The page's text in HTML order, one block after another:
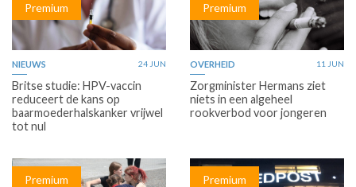
Premium
NIEUWS 24 JUN
Britse studie: HPV-vaccin
reduceert de kans op
baarmoederhalskanker vrijwel
tot nul
Premium
OVERHEID 11 JUN
Zorgminister Hermans ziet
niets in een algeheel
rookverbod voor jongeren
Premium Premium